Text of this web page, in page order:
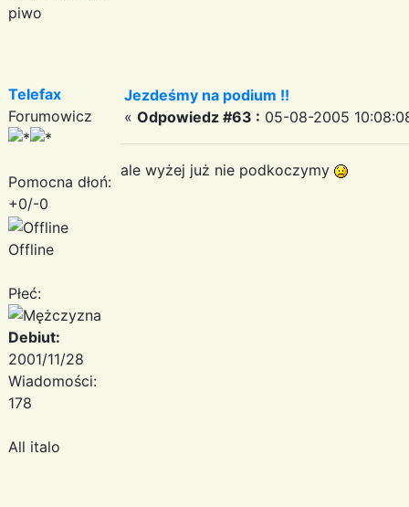
piwo
Telefax
Forumowicz
Pomocna dłoń:
+0/-0
Offline
Płeć:
Debiut:
2001/11/28
Wiadomości:
178
All italo
Jezdeśmy na podium !!
« Odpowiedz #63 : 05-08-2005
ale wyżej już nie podkoczymy